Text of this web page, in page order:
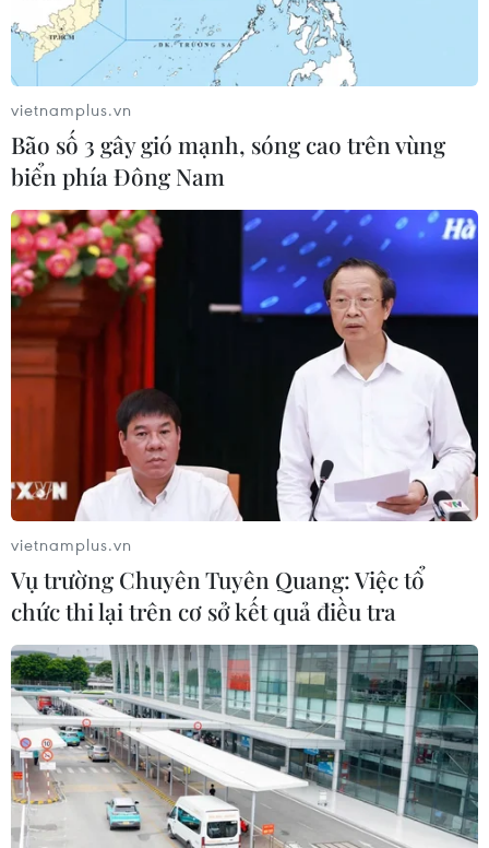
vietnamplus.vn
Bão số 3 gây gió mạnh, sóng cao trên vùng
biển phía Đông Nam
vietnamplus.vn
Vụ trường Chuyên Tuyên Quang: Việc tổ
chức thi lại trên cơ sở kết quả điều tra